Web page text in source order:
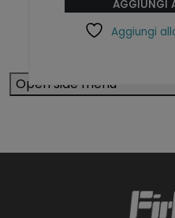
AGGIUNGI
Aggiungi
Open side menu